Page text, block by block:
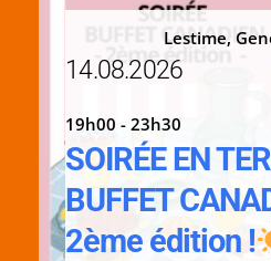
Lestime,
14.08.2026
19h00 - 23h30
SOIRÉE EN
BUFFET
2ème édition !